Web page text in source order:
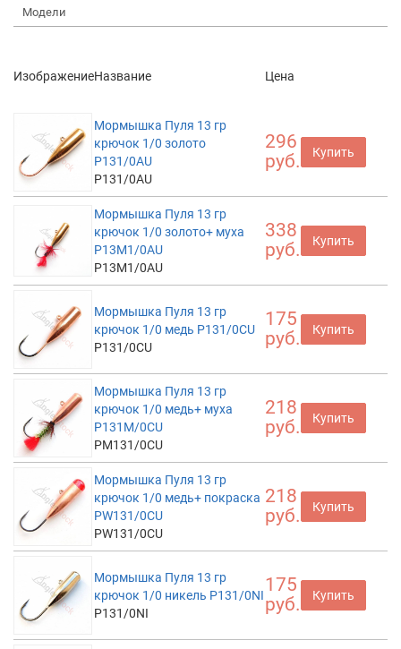
Модели
ИзображениеНазвание Цена
Мормышка Пуля 13 гр
крючок 1/0 золото
P131/0AU
P131/0AU
296
руб.
Купить
Мормышка Пуля 13 гр
крючок 1/0 золото+ муха
P13M1/0AU
P13M1/0AU
338
руб.
Купить
Мормышка Пуля 13 гр
крючок 1/0 медь P131/0CU
P131/0CU
175
руб.
Купить
Мормышка Пуля 13 гр
крючок 1/0 медь+ муха
P131M/0CU
PM131/0CU
218
руб.
Купить
Мормышка Пуля 13 гр
крючок 1/0 медь+ покраска
PW131/0CU
PW131/0CU
218
руб.
Купить
Мормышка Пуля 13 гр
крючок 1/0 никель P131/0NI
P131/0NI
175
руб.
Купить